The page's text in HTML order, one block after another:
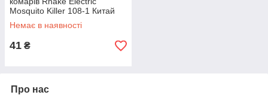
Mosquito Killer 108-1 Китай
Немає в наявності
41 ₴
Про нас